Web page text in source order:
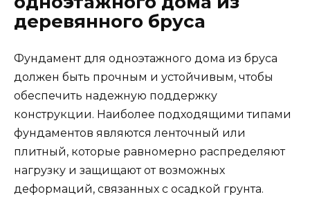
деревянного бруса
Фундамент для одноэтажного дома из бруса
должен быть прочным и устойчивым, чтобы
обеспечить надежную поддержку
конструкции. Наиболее подходящими типами
фундаментов являются ленточный или
плитный, которые равномерно распределяют
нагрузку и защищают от возможных
деформаций, связанных с осадкой грунта.